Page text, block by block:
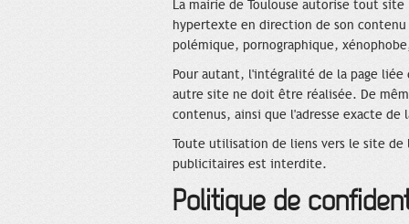
La mairie de Toulouse autorise tout
hypertexte en direction de son
polémique, pornographique,
Pour autant, l'intégralité de la page
autre site ne doit être réalisée. De
contenus, ainsi que l'adresse exacte de
Toute utilisation de liens vers le site de
publicitaires est interdite.
Politique de